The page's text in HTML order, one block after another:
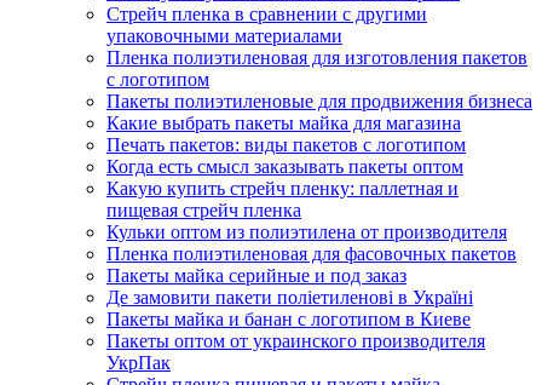
Стрейч пленка в сравнении с другими
упаковочными материалами
Пленка полиэтиленовая для изготовления пакетов
с логотипом
Пакеты полиэтиленовые для продвижения бизнеса
Какие выбрать пакеты майка для магазина
Печать пакетов: виды пакетов с логотипом
Когда есть смысл заказывать пакеты оптом
Какую купить стрейч пленку: паллетная и
пищевая стрейч пленка
Кульки оптом из полиэтилена от производителя
Пленка полиэтиленовая для фасовочных пакетов
Пакеты майка серийные и под заказ
Де замовити пакети поліетиленові в Україні
Пакеты майка и банан с логотипом в Киеве
Пакеты оптом от украинского производителя
УкрПак